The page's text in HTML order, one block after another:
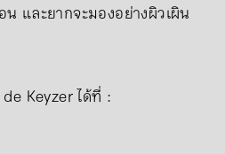
และยากจะมองอย่างผิวเผิน
Keyzer ได้ที่ :